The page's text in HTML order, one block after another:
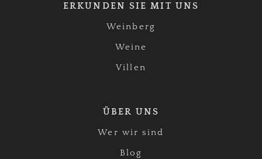
ERKUNDEN SIE MIT UNS
Weinberg
Weine
Villen
ÜBER UNS
Wer wir sind
Blog